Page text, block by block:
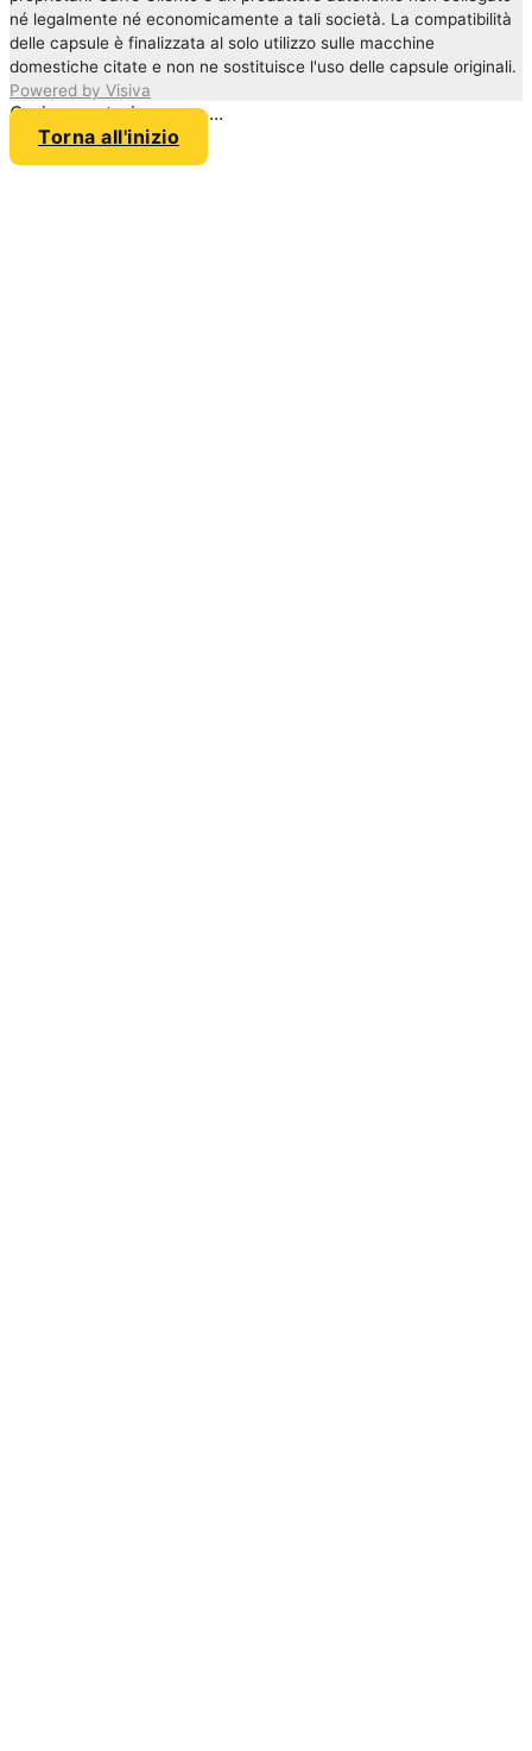
né legalmente né economicamente a tali società. La compatibilità
delle capsule è finalizzata al solo utilizzo sulle macchine
domestiche citate e non ne sostituisce l'uso delle capsule originali.
Powered by Visiva
Caricamento in corso ...
Torna all'inizio